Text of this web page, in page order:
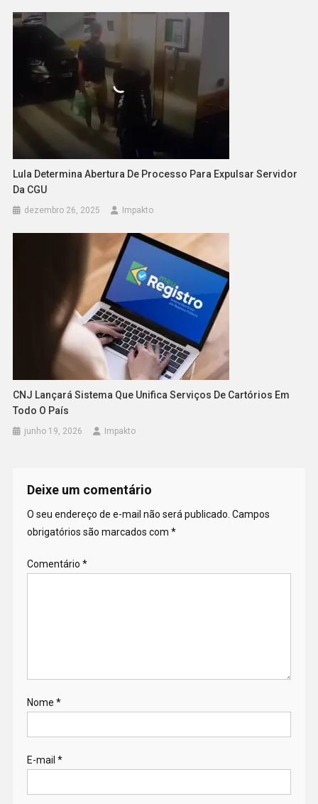
Lula Determina Abertura De Processo Para Expulsar Servidor
Da CGU
dezembro 26, 2025 Impakto
CNJ Lançará Sistema Que Unifica Serviços De Cartórios Em
Todo O País
junho 19, 2026 Impakto
Deixe um comentário
O seu endereço de e-mail não será publicado. Campos
obrigatórios são marcados com *
Comentário *
Nome *
E-mail *